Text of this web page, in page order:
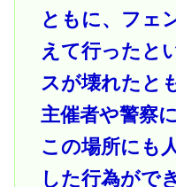
ともに、フェ
えて行ったと
スが壊れたと
主催者や警察
この場所にも
した行為がで